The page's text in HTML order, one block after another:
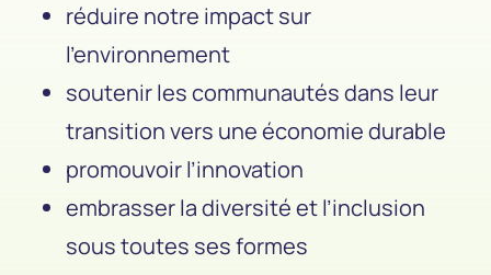
réduire notre impact sur
l’environnement
soutenir les communautés dans leur
transition vers une économie durable
promouvoir l’innovation
embrasser la diversité et l’inclusion
sous toutes ses formes